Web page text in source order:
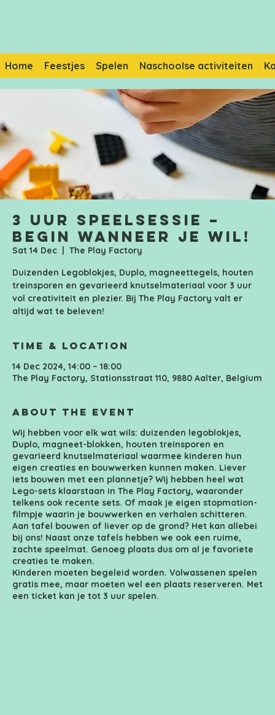
Home Feestjes Spelen Naschoolse activiteiten
3 uur speelsessie –
Begin wanneer je wil!
Sat 14 Dec
  |
The Play Factory
Duizenden Legoblokjes, Duplo, magneettegels, houten
treinsporen en gevarieerd knutselmateriaal voor 3 uur
vol creativiteit en plezier. Bij The Play Factory valt er
altijd wat te beleven!
Time & Location
14 Dec 2024, 14:00 – 18:00
The Play Factory, Stationsstraat 110, 9880 Aalter, Belgium
About the event
Wij hebben voor elk wat wils: duizenden legoblokjes,
Duplo, magneet-blokken, houten treinsporen en
gevarieerd knutselmateriaal waarmee kinderen hun
eigen creaties en bouwwerken kunnen maken. Liever
iets bouwen met een plannetje? Wij hebben heel wat
Lego-sets klaarstaan in The Play Factory, waaronder
telkens ook recente sets. Of maak je eigen stopmotion-
filmpje waarin je bouwwerken en verhalen schitteren.
Aan tafel bouwen of liever op de grond? Het kan allebei
bij ons! Naast onze tafels hebben we ook een ruime,
zachte speelmat. Genoeg plaats dus om al je favoriete
creaties te maken.
Kinderen moeten begeleid worden. Volwassenen spelen
gratis mee, maar moeten wel een plaats reserveren. Met
een ticket kan je tot 3 uur spelen.